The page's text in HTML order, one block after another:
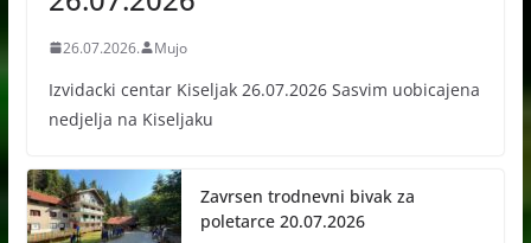
26.07.2026. Mujo
Izvidacki centar Kiseljak 26.07.2026 Sasvim uobicajena
nedjelja na Kiseljaku
Zavrsen trodnevni bivak za
poletarce 20.07.2026